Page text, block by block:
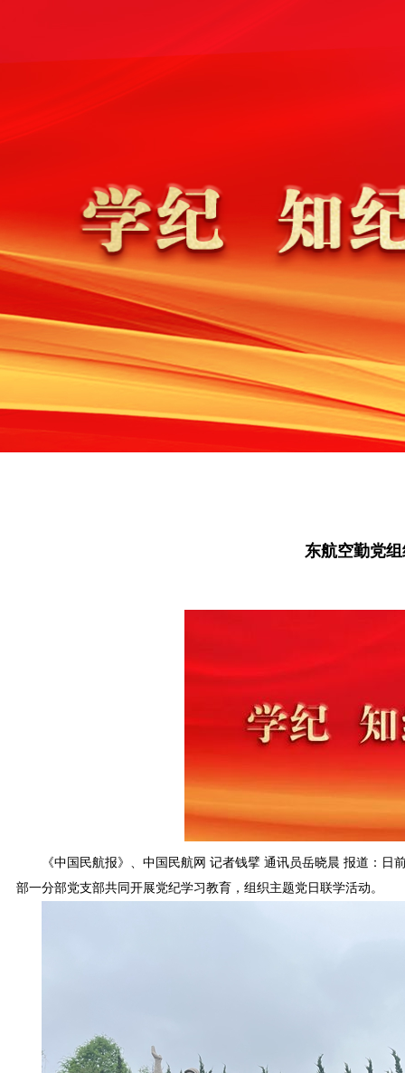
东航空勤党
《中国民航报》、中国民航网 记者钱擘 通讯员岳晓晨 报道：
部一分部党支部共同开展党纪学习教育，组织主题党日联学活动。